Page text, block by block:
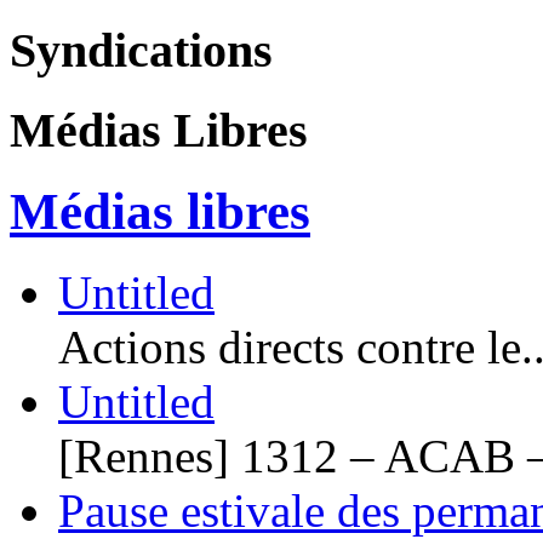
Syndications
Médias Libres
Médias libres
Untitled
Actions directs contre
Untitled
[Rennes] 1312 – ACAB
Pause estivale des